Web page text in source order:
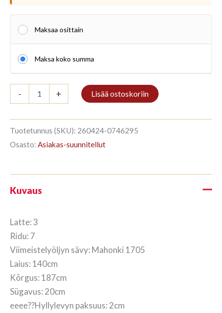
Maksaa osittain
Maksa koko summa
-
3/7
Mahonki
määrä
+ Lisää ostoskoriin
Tuotetunnus (SKU): 260424-0746295
Osasto: Asiakas-suunnitellut
Kuvaus
Latte: 3
Ridu: 7
Viimeistelyöljyn sävy: Mahonki 1705
Laius: 140cm
Kõrgus: 187cm
Sügavus: 20cm
eeee??Hyllylevyn paksuus: 2cm